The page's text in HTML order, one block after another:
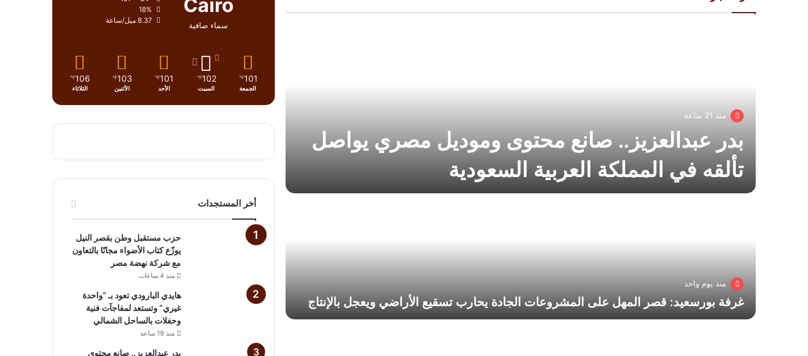
منذ 21 ساعة
بدر عبدالعزيز.. صانع محتوى وموديل مصري يواصل
تألقه في المملكة العربية السعودية
منذ يوم واحد
غرفة بورسعيد: قصر المهل على المشروعات الجادة يحارب تسقيع الأراضي ويعجل بالإنتاج
Cairo
سماء صافية
18%
8.37 ميل/ساعة
101
℉
الجمعة
102
℉
السبت
101
℉
الأحد
103
℉
الأثنين
106
℉
الثلاثاء
أخر المستجدات
حزب مستقبل وطن بقصر النيل
يوزّع كتاب الأضواء مجانًا بالتعاون
مع شركة نهضة مصر
منذ 4 ساعات
هايدي البارودي تعود بـ “واحدة
غيري” وتستعد لمفاجآت فنية
وحفلات بالساحل الشمالي
منذ 19 ساعة
بدر عبدالعزيز.. صانع محتوى